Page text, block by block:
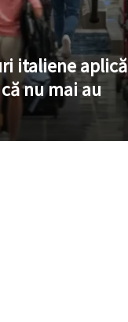
italiene aplică
nu mai au